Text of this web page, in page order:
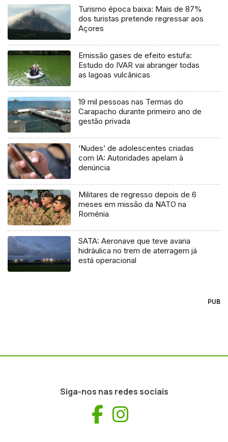
Turismo época baixa: Mais de 87%
dos turistas pretende regressar aos
Açores
Emissão gases de efeito estufa:
Estudo do IVAR vai abranger todas
as lagoas vulcânicas
19 mil pessoas nas Termas do
Carapacho durante primeiro ano de
gestão privada
‘Nudes’ de adolescentes criadas
com IA: Autoridades apelam à
denúncia
Militares de regresso depois de 6
meses em missão da NATO na
Roménia
SATA: Aeronave que teve avaria
hidráulica no trem de aterragem já
está operacional
PUB
Siga-nos nas redes sociais
Facebook